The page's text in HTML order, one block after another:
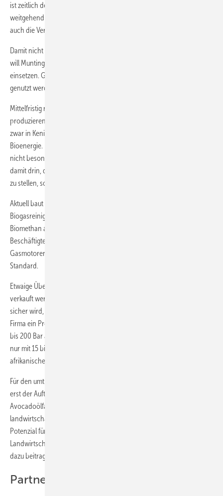
ist zeitlich der Avocadosaison vorgelagert. Damit wäre die Fabrik
weitgehend über das gesamte Jahr ausgelastet. Mittelfristig könnte
auch die Verarbeitung von Macadamianüssen dazukommen.
Damit nicht genug. Um auch die Auslastung der Fermenter zu steigern,
will Muntingh künftig Fruchtabfälle von benachbarten Betrieben
einsetzen. Gülle von den Landwirten aus der Nachbarschaft soll auch
genutzt werden, aber nur zum Starten der biologischen Prozesse.
Mittelfristig rechnet Muntingh damit, dass die Ölmühle mehr Biogas
produzieren wird, als sie selbst für Strom und Wärme benötigt. Es gibt
zwar in Kenia einen Einspeisetarif für regenerativen Strom aus
Bioenergie. Doch der sei mit etwa neun Eurocent je Kilowattstunde
nicht besonders attraktiv. Eine höhere Wertschöpfung sei stattdessen
damit drin, das Gas für Mobilität und Kenias Haushalte zur Verfügung
zu stellen, so Muntingh.
Aktuell baut eine indische Firma auf dem Gelände in Muranga eine
Biogasreinigungs- und eine Abfüllanlage auf. „Wir wollen unser
Biomethan als Kraftstoff für unseren Fuhrpark und Fahrzeuge von
Beschäftigten verwenden“, sagt Muntingh. Kraftfahrzeuge mit
Gasmotoren sind in Kenia anders als etwa in Deutschland durchaus
Standard.
Etwaige Überschüsse könnten künftig als Kochgas in Flaschen
verkauft werden. Damit das für die kenianischen Haushalte möglichst
sicher wird, verfolgt Muntingh zusammen mit einer kalifornischen
Firma ein Projekt, Biomethan nicht mit dem üblichen Druck von 150
bis 200 Bar als CNG (Compressed Natural Gas) abzufüllen, sondern
nur mit 15 bis 20 Bar als ANG (Adsorbed Natural Gas). So könnten
afrikanische Haushalte von Holz auf Biogas umstellen.
Für den umtriebigen Südafrikaner ist die Biogasproduktion in Muranga
erst der Auftakt. So will Olivado das Konzept nicht nur für eine neue
Avocadoölfabrik in Tansania umsetzen, sondern auch anderen
landwirtschaftlichen Betrieben als Dienstleistung anbieten. Das
Potenzial für Biogas ist in Afrika angesichts der großen Bedeutung der
Landwirtschaft enorm, wird bisher aber kaum genutzt. Muntingh will
dazu beitragen, das zu ändern.
Partner: Biogasszene Deutschland